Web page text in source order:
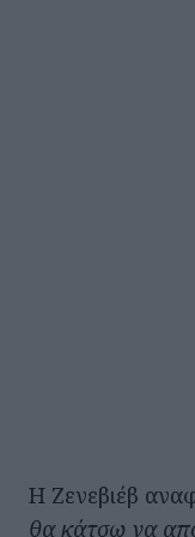
Η Ζενεβιέβ
θα κάτσω να